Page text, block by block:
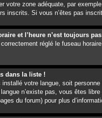
votre zone adéquate, par
inscrits. Si vous n’êtes pas
et l’heure n’est toujours
réglé le fuseau
dans la liste !
installé votre langue, soit
n’existe pas, vous êtes
du forum) pour plus